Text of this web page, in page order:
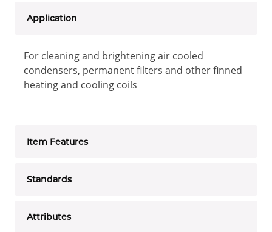
Application
For cleaning and brightening air cooled
condensers, permanent filters and other finned
heating and cooling coils
Item Features
Standards
Attributes